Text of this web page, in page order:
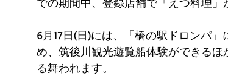
6月17日(日)には、「橋の駅ドロンパ
め、筑後川観光遊覧船体験ができる
る舞われます。